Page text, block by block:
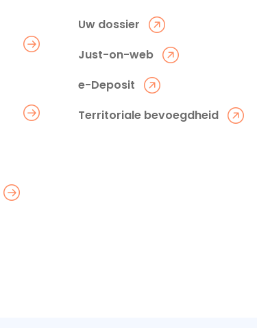
Uw dossier
Just-on-web
e-Deposit
Territoriale bevoegdheid